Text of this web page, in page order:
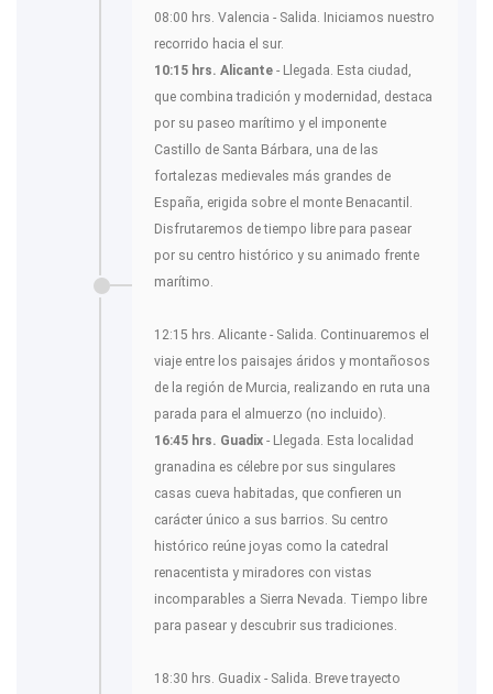
08:00 hrs. Valencia - Salida. Iniciamos nuestro
recorrido hacia el sur.
10:15 hrs. Alicante - Llegada. Esta ciudad,
que combina tradición y modernidad, destaca
por su paseo marítimo y el imponente
Castillo de Santa Bárbara, una de las
fortalezas medievales más grandes de
España, erigida sobre el monte Benacantil.
Disfrutaremos de tiempo libre para pasear
por su centro histórico y su animado frente
marítimo.
12:15 hrs. Alicante - Salida. Continuaremos el
viaje entre los paisajes áridos y montañosos
de la región de Murcia, realizando en ruta una
parada para el almuerzo (no incluido).
16:45 hrs. Guadix - Llegada. Esta localidad
granadina es célebre por sus singulares
casas cueva habitadas, que confieren un
carácter único a sus barrios. Su centro
histórico reúne joyas como la catedral
renacentista y miradores con vistas
incomparables a Sierra Nevada. Tiempo libre
para pasear y descubrir sus tradiciones.
18:30 hrs. Guadix - Salida. Breve trayecto